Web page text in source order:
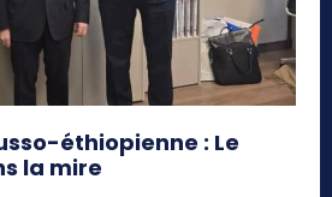
éthiopienne : Le
la mire